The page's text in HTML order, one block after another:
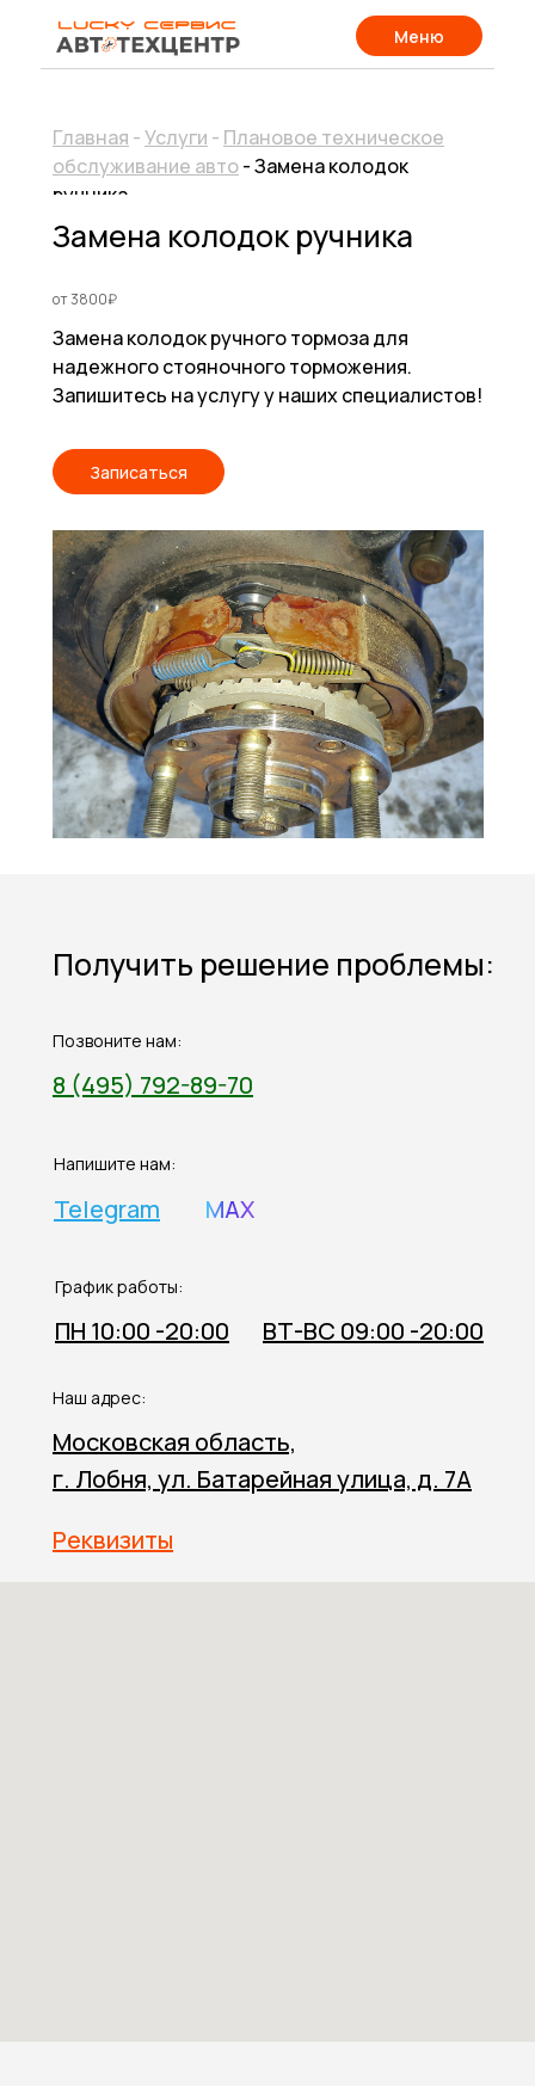
Меню
Главная -Услуги - Плановое техническое
обслуживание авто- Замена колодок
ручника
Замена колодок ручника
от 3800₽
Замена колодок ручного тормоза для
надежного стояночного торможения.
Запишитесь на услугу у наших специалистов!
Записаться
Получить решение проблемы:
Позвоните нам:
8 (495) 792-89-70
Напишите нам:
Telegram MAX
График работы:
ВТ-ВС 09:00 -20:00
ПН 10:00 -20:00
Наш адрес:
Московская область,
г. Лобня, ул. Батарейная улица, д. 7А
Реквизиты